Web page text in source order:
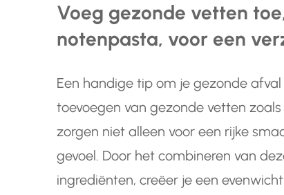
Voeg gezonde vetten
notenpasta, voor een
Een handige tip om je gezonde
toevoegen van gezonde vetten
zorgen niet alleen voor een rijke
gevoel. Door het combineren van
ingrediënten, creëer je een